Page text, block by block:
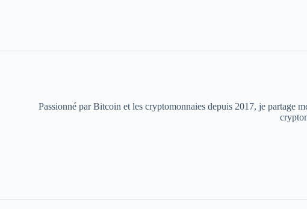
Passionné par Bitcoin et les cryptomonnaies depuis 2017, je partage